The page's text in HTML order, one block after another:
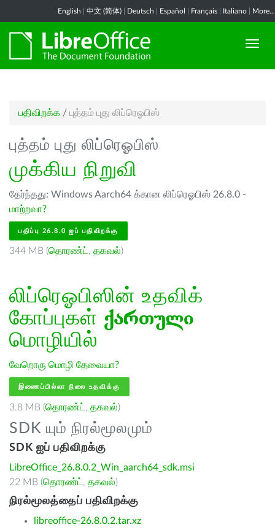
English 中文 (简体) Deutsch Español Français Italiano More...
பதிவிறக்க / புத்தம் புது லிப்ரெஓபிஸ்
புத்தம் புது லிப்ரெஓபிஸ்
முக்கிய நிறுவி
தேர்ந்தது: Windows Aarch64 க்கான லிப்ரெஓபிஸ் 26.8.0 -
மாற்றவா?
பதிப்பு 26.8.0 ஐப் பதிவிறக்கு
344 MB (தொரண்ட் , தகவல்)
லிப்ரெஓபிஸின் உதவிக்
கோப்புகள் ქართული
மொழியில்
வேறொரு மொழி தேவையா?
இணைப்பில்லா நிலை உதவிக்கு
3.8 MB (தொரண்ட் , தகவல்)
SDK யும் நிரல்மூலமும்
SDK ஐப் பதிவிறக்கு
LibreOffice_26.8.0.2_Win_aarch64_sdk.msi
22 MB (தொரண்ட் , தகவல்)
நிரல்மூலத்தைப் பதிவிறக்கு
libreoffice-26.8.0.2.tar.xz